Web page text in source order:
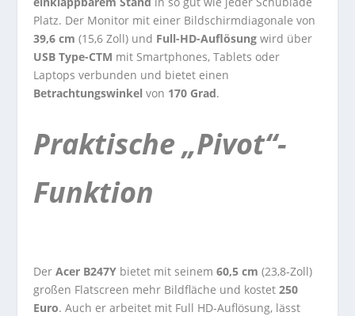
Platz. Der Monitor mit einer Bildschirmdiagonale von
39,6 cm (15,6 Zoll) und Full-HD-Auflösungwird über
USB Type-CTM mit Smartphones, Tablets oder
Laptops verbunden und bietet einen
Betrachtungswinkel von 170 Grad.
Praktische „Pivot“-
Funktion
DerAcer B247Y bietet mit seinem60,5 cm (23,8-Zoll)
großen Flatscreen mehr Bildfläche und kostet 250
Euro. Auch er arbeitet mit Full HD-Auflösung, lässt